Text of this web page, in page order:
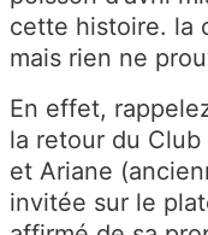
cette histoire. la
mais rien ne
En effet,
la retour du
et Ariane
invitée sur le